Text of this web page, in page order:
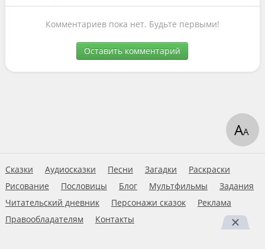
Комментариев пока нет. Будьте первыми!
Оставить комментарий
Сказки Аудиосказки Песни Загадки
Раскраски
Рисование
Пословицы Блог Мультфильмы
Задания
Читательский дневник
Персонажи сказок
Реклама
Правообладателям
Контакты
АА